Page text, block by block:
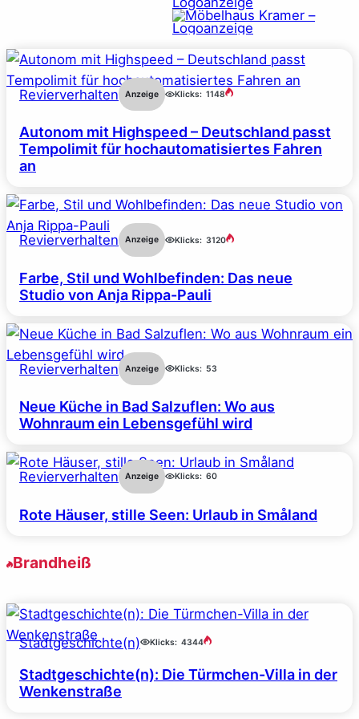
Revierverhalten Anzeige Klicks: 1148
Autonom mit Highspeed – Deutschland passt
Tempolimit für hochautomatisiertes Fahren
an
Revierverhalten Anzeige Klicks: 3120
Farbe, Stil und Wohlbefinden: Das neue
Studio von Anja Rippa-Pauli
Revierverhalten Anzeige Klicks: 53
Neue Küche in Bad Salzuflen: Wo aus
Wohnraum ein Lebensgefühl wird
Revierverhalten Anzeige Klicks: 60
Rote Häuser, stille Seen: Urlaub in Småland
Brandheiß
Stadtgeschichte(n) Klicks: 4344
Stadtgeschichte(n): Die Türmchen-Villa in der
Wenkenstraße